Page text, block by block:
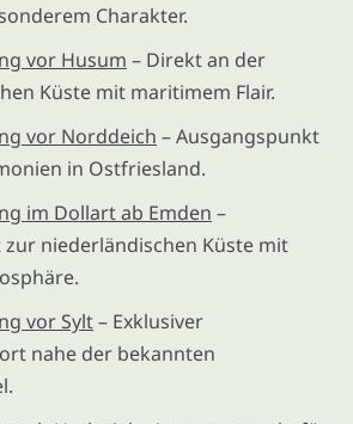
Charakter.
vor Husum – Direkt an der
Küste mit maritimem Flair.
vor Norddeich – Ausgangspunkt
in Ostfriesland.
im Dollart ab Emden –
zur niederländischen Küste mit
vor Sylt– Exklusiver
nahe der bekannten